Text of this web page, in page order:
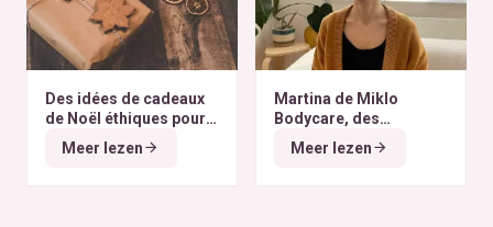
Des idées de cadeaux
de Noël éthiques pour
tous les budgets
Meer lezen
Martina de Miklo
Bodycare, des
déodorants naturels et
zéro déchet
A la
Meer lezen